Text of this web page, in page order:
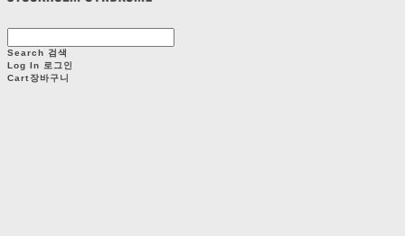
Search 검색
Log In 로그인
Cart장바구니